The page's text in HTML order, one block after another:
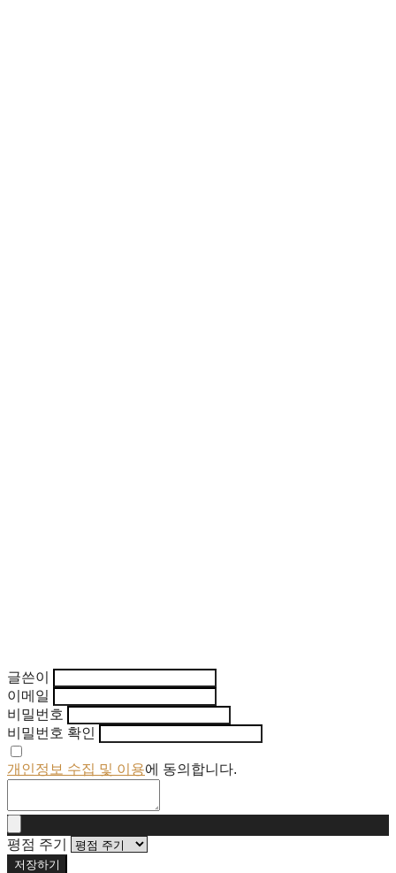
글쓴이
이메일
비밀번호
비밀번호 확인
개인정보 수집 및 이용에 동의합니다.
평점 주기
저장하기